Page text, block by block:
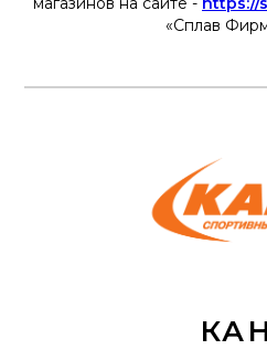
«Сплав